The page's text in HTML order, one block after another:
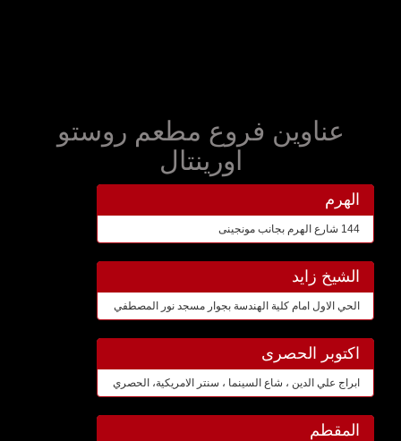
عناوين فروع مطعم روستو
اورينتال
الهرم
144 شارع الهرم بجانب مونجينى
الشيخ زايد
الحي الاول امام كلية الهندسة بجوار مسجد نور المصطفي
اكتوبر الحصرى
ابراج علي الدين ، شاع السينما ، سنتر الامريكية، الحصري
المقطم